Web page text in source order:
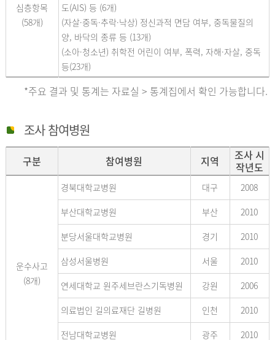
심층항목
(58개)
도(AIS) 등 (6개)
(자살·중독·추락·낙상) 정신과적 면담 여부, 중독물질의
양, 바닥의 종류 등 (13개)
(소아·청소년) 취학전 어린이 여부, 폭력, 자해·자살, 중독
등(23개)
*주요 결과 및 통계는 자료실 > 통계집에서 확인 가능합니다.
조사 참여병원
구분 참여병원 지역
조사 시
작년도
운수사고
(8개)
경북대학교병원 대구
2008
부산대학교병원
부산
2010
분당서울대학교병원
경기
2010
삼성서울병원
서울
2010
연세대학교 원주세브란스기독병원
강원
2006
의료법인 길의료재단 길병원
인천
2010
전남대학교병원
광주
2010